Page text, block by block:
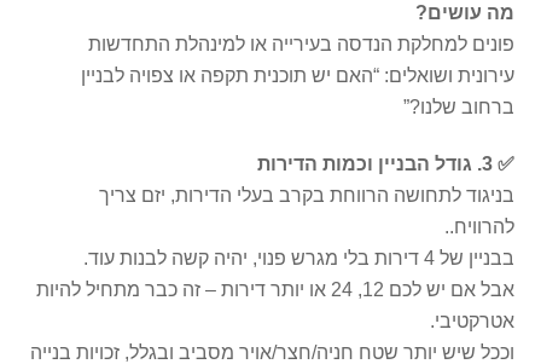
מה עושים?
פונים למחלקת הנדסה בעירייה או למינהלת התחדשות
עירונית ושואלים: “האם יש תוכנית תקפה או צפויה לבניין
ברחוב שלנו?”
✅ 3. גודל הבניין וכמות הדירות
בניגוד לתחושה הרווחת בקרב בעלי הדירות, יזם צריך
להרוויח..
בבניין של 4 דירות בלי מגרש פנוי, יהיה קשה לבנות עוד.
אבל אם יש לכם 12, 24 או יותר דירות – זה כבר מתחיל להיות
אטרקטיבי.
וככל שיש יותר שטח חניה/חצר/אויר מסביב ובגלל, זכויות בנייה